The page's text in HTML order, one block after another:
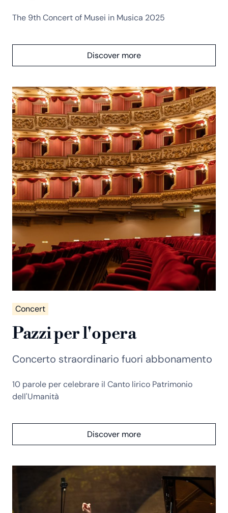
The 9th Concert of Musei in Musica 2025
Discover more
Concert
Pazzi per l'opera
Concerto straordinario fuori abbonamento
10 parole per celebrare il Canto lirico Patrimonio
dell'Umanità
Discover more